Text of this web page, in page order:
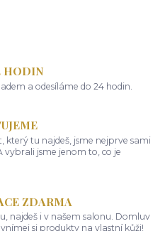
HODIN
a odesíláme do 24 hodin.
který tu najdeš, jsme nejprve sami
vybrali jsme jenom to, co je
ZDARMA
najdeš i v našem salonu. Domluv
si produkty na vlastní kůži!